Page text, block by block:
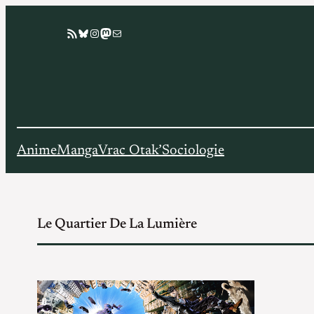
Flux RSS Bluesky Instagram Mastodon E-mail
AnimeMangaVrac Otak’Sociologie
Le Quartier De La Lumière